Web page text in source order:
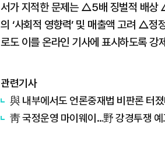
서가 지적한 문제는 △5배 징벌적 배상
의 ‘사회적 영향력’ 및 매출액 고려 △정
로도 이를 온라인 기사에 표시하도록 강
관련기사
與 내부에서도 언론중재법 비판론 터
靑 국정운영 마이웨이…野 강경투쟁 예